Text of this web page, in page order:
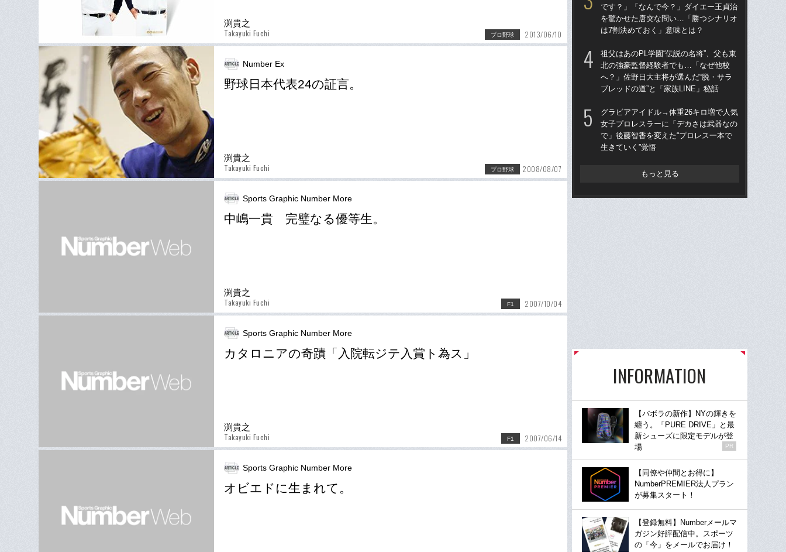
渕貴之
Takayuki Fuchi プロ野球 2013/06/10
Number Ex
野球日本代表24の証言。
渕貴之
Takayuki Fuchi プロ野球 2008/08/07
Sports Graphic Number More
中嶋一貴 完璧なる優等生。
渕貴之
Takayuki Fuchi F1 2007/10/04
Sports Graphic Number More
カタロニアの奇蹟「入院転ジテ入賞ト為ス」
渕貴之
Takayuki Fuchi F1 2007/06/14
Sports Graphic Number More
オビエドに生まれて。
です？」「なんで今？」ダイエー王貞治
を驚かせた唐突な問い…「勝つシナリオ
は7割決めておく」意味とは？
祖父はあのPL学園“伝説の名将”、父も東
北の強豪監督経験者でも…「なぜ他校
へ？」佐野日大主将が選んだ“脱・サラ
ブレッドの道”と「家族LINE」秘話
グラビアアイドル→体重26キロ増で人気
女子プロレスラーに「デカさは武器なの
で」後藤智香を変えた“プロレス一本で
生きていく”覚悟
もっと見る
INFORMATION
【バボラの新作】NYの輝きを
纏う。「PURE DRIVE」と最
新シューズに限定モデルが登
場
PR
【同僚や仲間とお得に】
NumberPREMIER法人プラン
が募集スタート！
【登録無料】Numberメールマ
ガジン好評配信中。スポーツ
の「今」をメールでお届け！